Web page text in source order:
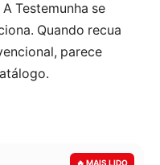
Testemunha se
Quando recua
parece